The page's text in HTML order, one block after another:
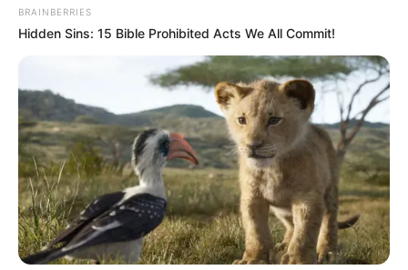
BRAINBERRIES
Hidden Sins: 15 Bible Prohibited Acts We All Commit!